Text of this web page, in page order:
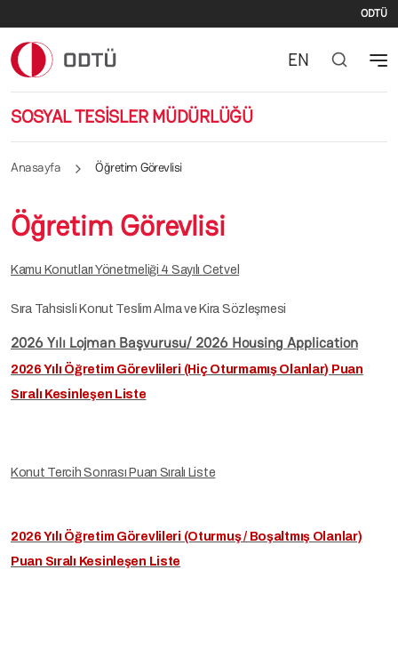
ODTÜ
SOSYAL TESİSLER MÜDÜRLÜĞÜ
EN
Anasayfa Öğretim Görevlisi
Öğretim Görevlisi
Kamu Konutları Yönetmeliği 4 Sayılı Cetvel
Sıra Tahsisli Konut Teslim Alma ve Kira Sözleşmesi
2026 Yılı Lojman Başvurusu/ 2026 Housing Application
2026 Yılı Öğretim Görevlileri (Hiç Oturmamış Olanlar) Puan
Sıralı Kesinleşen Liste
Konut Tercih Sonrası Puan Sıralı Liste
2026 Yılı Öğretim Görevlileri (Oturmuş / Boşaltmış Olanlar)
Puan Sıralı Kesinleşen Liste